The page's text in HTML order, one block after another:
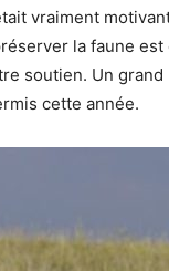
vraiment
la faune
soutien. Un
cette année.